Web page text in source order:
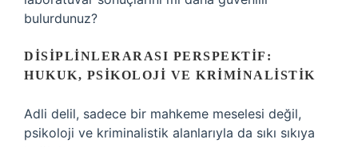
bulurdunuz?
DISIPLINLERARASI PERSPEKTIF:
HUKUK, PSIKOLOJI VE KRIMINALISTIK
Adli delil, sadece bir mahkeme meselesi değil,
psikoloji ve kriminalistik alanlarıyla da sıkı sıkıya